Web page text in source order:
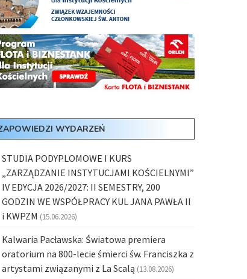
WYDARZEŃ
STUDIA PODYPLOMOWE I KURS
„ZARZĄDZANIE INSTYTUCJAMI KOŚCIELNYMI”
IV EDYCJA 2026/2027: II SEMESTRY, 200
GODZIN WE WSPÓŁPRACY KUL JANA PAWŁA II
i KWPZM (15.06.2026)
Kalwaria Pacławska: Światowa premiera
oratorium na 800-lecie śmierci św. Franciszka z
artystami związanymi z La Scalą (13.08.2026)